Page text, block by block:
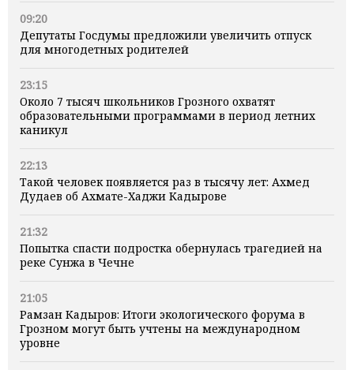
09:20
Депутаты Госдумы предложили увеличить отпуск
для многодетных родителей
23:15
Около 7 тысяч школьников Грозного охватят
образовательными программами в период летних
каникул
22:13
Такой человек появляется раз в тысячу лет: Ахмед
Дудаев об Ахмате-Хаджи Кадырове
21:32
Попытка спасти подростка обернулась трагедией на
реке Сунжа в Чечне
21:05
Рамзан Кадыров: Итоги экологического форума в
Грозном могут быть учтены на международном
уровне